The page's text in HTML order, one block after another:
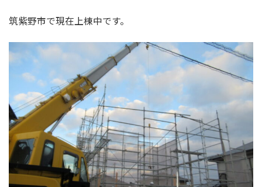
筑紫野市で現在上棟中です。